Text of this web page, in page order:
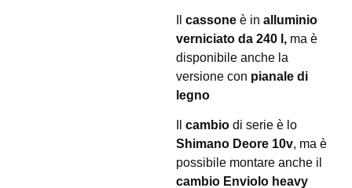
cassone è in alluminio
verniciato da 240 l, ma è
disponibile anche la
versione con pianale di
legno
cambio di serie è lo
Shimano Deore 10v, ma è
possibile montare anche il
cambio Enviolo heavy